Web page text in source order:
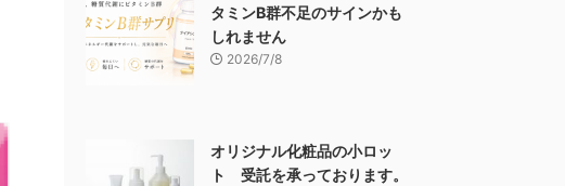
タミンB群不足のサインかも
しれません
2026/7/8
オリジナル化粧品の小ロッ
ト 受託を承っております。